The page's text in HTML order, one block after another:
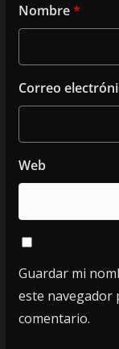
Nombre*
Correo
Web
Guardar mi
este navegador
comentario.